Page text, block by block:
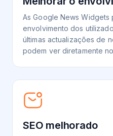
As Google News Widgets
envolvimento dos
últimas actualizações de
podem ver diretamente
SEO melhorado